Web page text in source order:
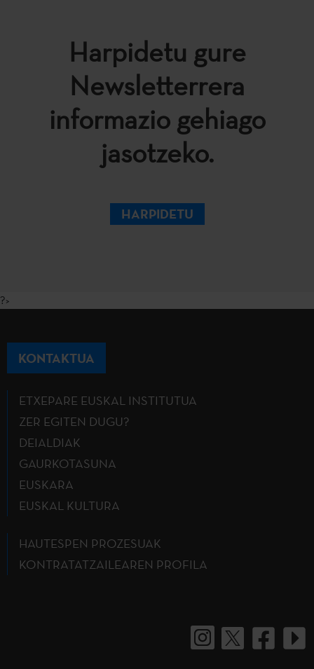
Harpidetu gure
Newsletterrera
informazio gehiago
jasotzeko.
HARPIDETU
?>
KONTAKTUA
ETXEPARE EUSKAL INSTITUTUA
ZER EGITEN DUGU?
DEIALDIAK
GAURKOTASUNA
EUSKARA
EUSKAL KULTURA
HAUTESPEN PROZESUAK
KONTRATATZAILEAREN PROFILA